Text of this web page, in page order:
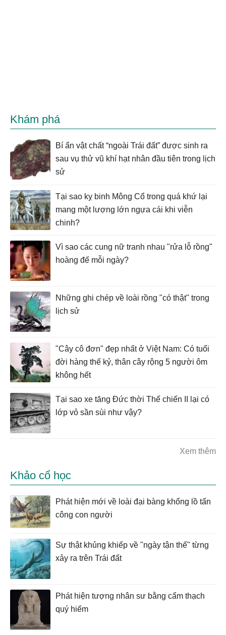
Khám phá
Bí ẩn vật chất “ngoài Trái đất” được sinh ra
sau vụ thử vũ khí hạt nhân đầu tiên trong lịch
sử
Tại sao kỵ binh Mông Cổ trong quá khứ lại
mang một lượng lớn ngựa cái khi viễn
chinh?
Vì sao các cung nữ tranh nhau "rửa lỗ rồng"
hoàng đế mỗi ngày?
Những ghi chép về loài rồng "có thật" trong
lịch sử
"Cây cô đơn" đẹp nhất ở Việt Nam: Có tuổi
đời hàng thế kỷ, thân cây rộng 5 người ôm
không hết
Tại sao xe tăng Đức thời Thế chiến II lại có
lớp vỏ sần sùi như vậy?
Xem thêm
Khảo cổ học
Phát hiện mới về loài đại bàng khổng lồ tấn
công con người
Sự thật khủng khiếp về "ngày tận thế" từng
xảy ra trên Trái đất
Phát hiện tượng nhân sư bằng cẩm thạch
quý hiếm